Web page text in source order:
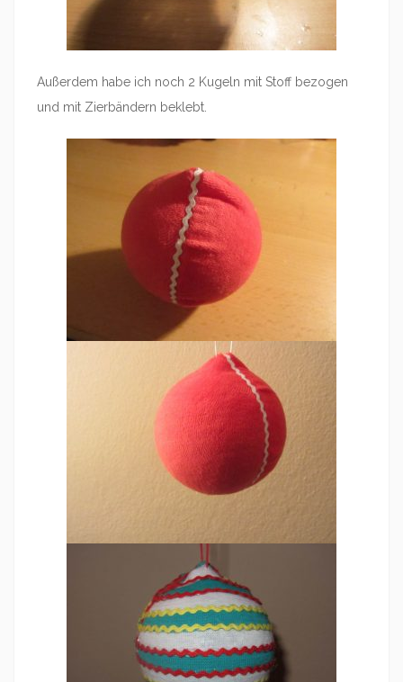
Außerdem habe ich noch 2 Kugeln mit Stoff bezogen
und mit Zierbändern beklebt.